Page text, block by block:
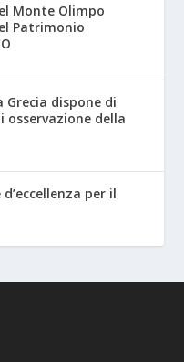
Monte Olimpo
Patrimonio
dispone di
della
per il